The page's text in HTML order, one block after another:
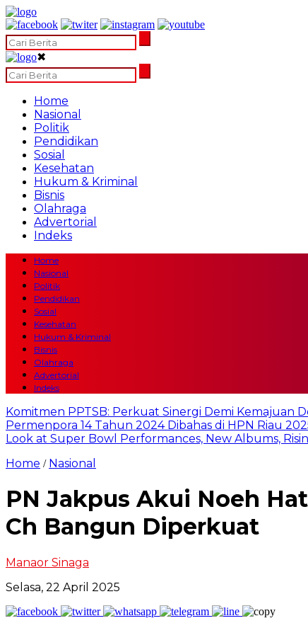
✖
Home
Nasional
Politik
Pendidikan
Sosial
Kesehatan
Hukum & Kriminal
Bisnis
Olahraga
Advertorial
Indeks
Home
Nasional
Politik
Pendidikan
Sosial
Kesehatan
Hukum & Kriminal
Bisnis
Olahraga
Advertorial
Indeks
Komitmen PPTSB: Perkuat Sinergi Demi Kemajuan
Permenpora 14 Tahun 2024 Dibahas di HPN Riau
Look at Super Bowl Performances, New Albums,
Home / Nasional
PN Jakpus Akui Noeh
Ch Bangun Diperkuat
Manaor Sinaga
Selasa, 22 April 2025